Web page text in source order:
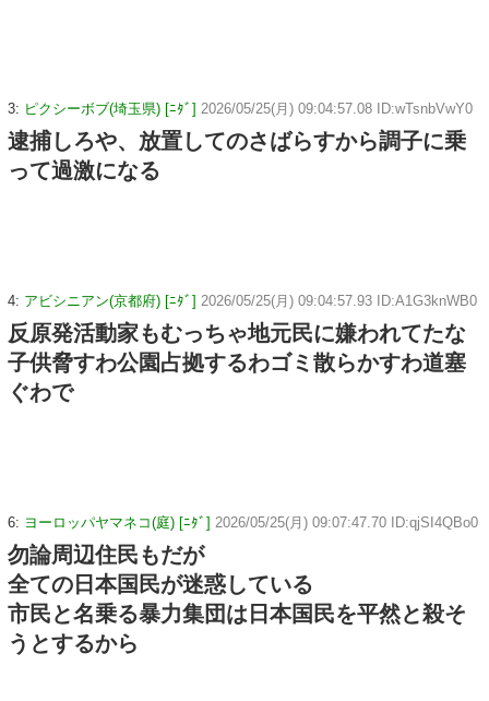
3: ピクシーボブ(埼玉県) [ﾆﾀﾞ] 2026/05/25(月) 09:04:57.08 ID:wTsnbVwY0
逮捕しろや、放置してのさばらすから調子に乗
って過激になる
4: アビシニアン(京都府) [ﾆﾀﾞ] 2026/05/25(月) 09:04:57.93 ID:A1G3knWB0
反原発活動家もむっちゃ地元民に嫌われてたな
子供脅すわ公園占拠するわゴミ散らかすわ道塞
ぐわで
6: ヨーロッパヤマネコ(庭) [ﾆﾀﾞ] 2026/05/25(月) 09:07:47.70 ID:qjSI4QBo0
勿論周辺住民もだが
全ての日本国民が迷惑している
市民と名乗る暴力集団は日本国民を平然と殺そ
うとするから